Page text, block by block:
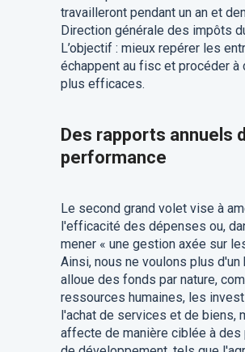
travailleront pendant un an et
Direction générale des impôts
L’objectif : mieux repérer les
échappent au fisc et procéder à
plus efficaces.
Des rapports annuels
performance
Le second grand volet vise à
l'efficacité des dépenses ou,
mener « une gestion axée sur
Ainsi, nous ne voulons plus d'un
alloue des fonds par nature,
ressources humaines, les
l'achat de services et de biens,
affecte de manière ciblée à des